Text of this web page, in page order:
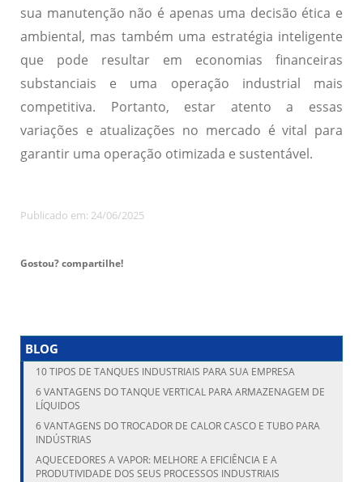
sua manutenção não é apenas uma decisão ética e
ambiental, mas também uma estratégia inteligente
que pode resultar em economias financeiras
substanciais e uma operação industrial mais
competitiva. Portanto, estar atento a essas
variações e atualizações no mercado é vital para
garantir uma operação otimizada e sustentável.
Publicado em: 24/06/2025
Gostou? compartilhe!
BLOG
10 TIPOS DE TANQUES INDUSTRIAIS PARA SUA EMPRESA
6 VANTAGENS DO TANQUE VERTICAL PARA ARMAZENAGEM DE
LÍQUIDOS
6 VANTAGENS DO TROCADOR DE CALOR CASCO E TUBO PARA
INDÚSTRIAS
AQUECEDORES A VAPOR: MELHORE A EFICIÊNCIA E A
PRODUTIVIDADE DOS SEUS PROCESSOS INDUSTRIAIS